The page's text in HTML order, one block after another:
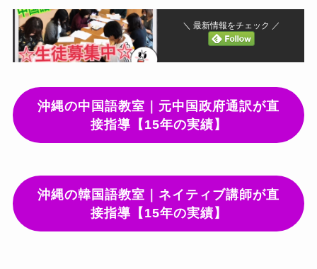
＼ 最新情報をチェック ／
沖縄の中国語教室｜元中国政府通訳が直
接指導【15年の実績】
沖縄の韓国語教室｜ネイティブ講師が直
接指導【15年の実績】